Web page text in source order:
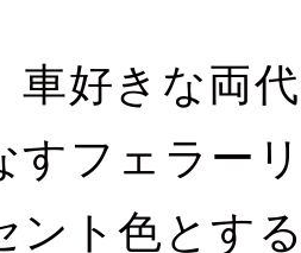
車好きな両
すフェラー
ント色とす